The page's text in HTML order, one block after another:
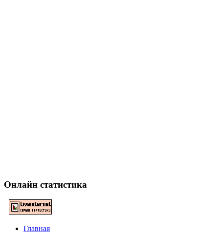
Онлайн статистика
Главная